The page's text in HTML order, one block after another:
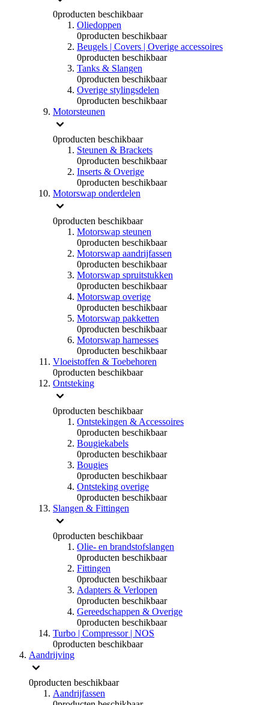
0producten beschikbaar
Oliedoppen
0producten beschikbaar
Beugels | Covers | Overige accessoires
0producten beschikbaar
Tanks & Slangen
0producten beschikbaar
Overige stylingsdelen
0producten beschikbaar
Motorsteunen
0producten beschikbaar
Steunen & Brackets
0producten beschikbaar
Inserts & Overige
0producten beschikbaar
Motorswap onderdelen
0producten beschikbaar
Motorswap steunen
0producten beschikbaar
Motorswap aandrijfassen
0producten beschikbaar
Motorswap spruitstukken
0producten beschikbaar
Motorswap overige
0producten beschikbaar
Motorswap pakketten
0producten beschikbaar
Motorswap harnesses
0producten beschikbaar
Vloeistoffen & Toebehoren
0producten beschikbaar
Ontsteking
0producten beschikbaar
Ontstekingen & Accessoires
0producten beschikbaar
Bougiekabels
0producten beschikbaar
Bougies
0producten beschikbaar
Ontsteking overige
0producten beschikbaar
Slangen & Fittingen
0producten beschikbaar
Olie- en brandstofslangen
0producten beschikbaar
Fittingen
0producten beschikbaar
Adapters & Verlopen
0producten beschikbaar
Gereedschappen & Overige
0producten beschikbaar
Turbo | Compressor | NOS
0producten beschikbaar
Aandrijving
0producten beschikbaar
Aandrijfassen